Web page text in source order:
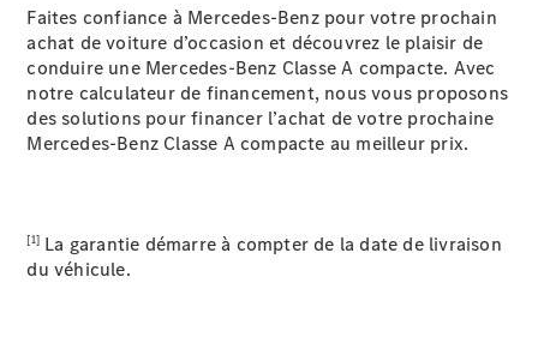
Mercedes-
Maybach
Classe S
Nouveau
Trouvez un
véhicule
votre
véhicule
Faites confiance à Mercedes-Benz pour votre prochain
achat de voiture d’occasion et découvrez le plaisir de
conduire une Mercedes-Benz Classe A compacte. Avec
notre calculateur de financement, nous vous proposons
des solutions pour financer l’achat de votre prochaine
Mercedes-Benz Classe A compacte au meilleur prix.
[1] La garantie démarre à compter de la date de livraison
du véhicule.